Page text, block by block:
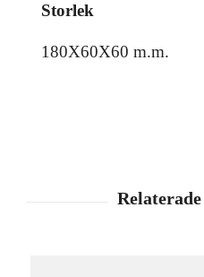
Storlek
180X60X60 m.m.